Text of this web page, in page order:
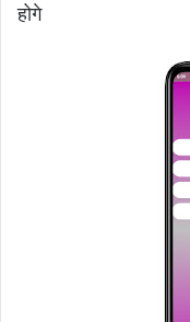
होगे